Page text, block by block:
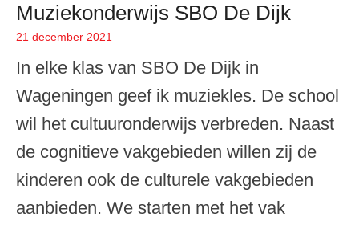
Muziekonderwijs SBO De Dijk
Geplaatst op
21 december 2021
In elke klas van SBO De Dijk in
Wageningen geef ik muziekles. De school
wil het cultuuronderwijs verbreden. Naast
de cognitieve vakgebieden willen zij de
kinderen ook de culturele vakgebieden
aanbieden. We starten met het vak